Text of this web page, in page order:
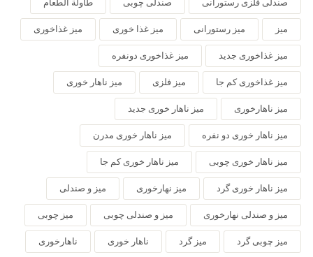
صندلی فلزی رستورانی صندلی چوبی طاولة الطعام
میز میز رستورانی میز غذا خوری میز غذاخوری
میز غذاخوری جدید میز غذاخوری دونفره
میز غذاخوری کم جا میز فلزی میز ناهار خوری
میز ناهارخوری میز ناهار خوری جدید
میز ناهار خوری دو نفره میز ناهار خوری مدرن
میز ناهار خوری چوبی میز ناهار خوری کم جا
میز ناهار خوری گرد میز نهارخوری میز و صندلی
میز و صندلی نهارخوری میز و صندلی چوبی میز چوبی
میز چوبی گرد میز گرد ناهار خوری ناهارخوری